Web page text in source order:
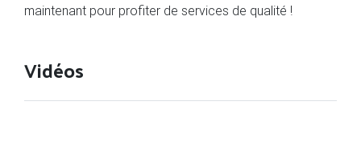
maintenant pour profiter de services de qualité !
Vidéos